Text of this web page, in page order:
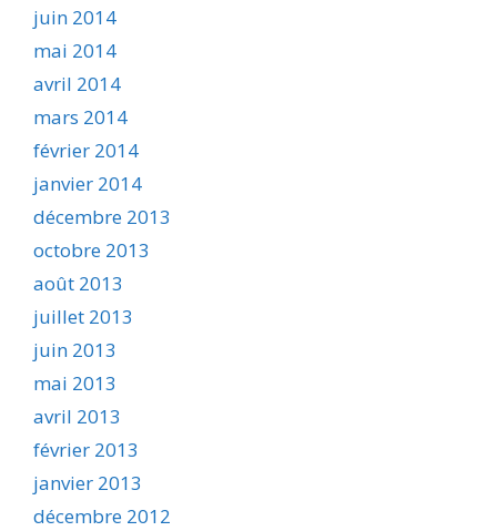
juin 2014
mai 2014
avril 2014
mars 2014
février 2014
janvier 2014
décembre 2013
octobre 2013
août 2013
juillet 2013
juin 2013
mai 2013
avril 2013
février 2013
janvier 2013
décembre 2012